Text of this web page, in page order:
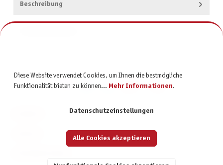
Beschreibung
Diese Website verwendet Cookies, um Ihnen die bestmögliche
Funktionalität bieten zu können... Mehr Informationen.
Datenschutzeinstellungen
Alle Cookies akzeptieren